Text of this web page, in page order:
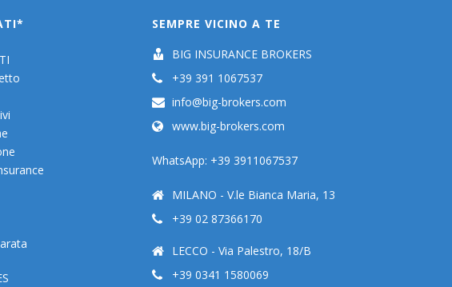
SEMPRE VICINO A TE
BIG INSURANCE BROKERS
+39 391 1067537
info@big-brokers.com
www.big-brokers.com
WhatsApp: +39 3911067537
MILANO - V.le Bianca Maria, 13
+39 02 87366170
LECCO - Via Palestro, 18/B
+39 0341 1580069